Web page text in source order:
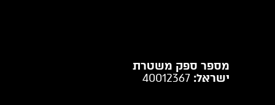
מספר ספק משטרת
ישראל: